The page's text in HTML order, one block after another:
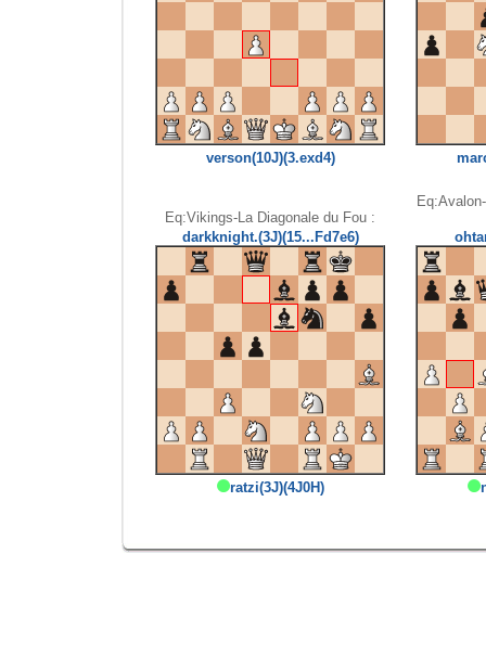
verson(10J)(3.exd4)
Eq:Vikings-La Diagonale du Fou :
darkknight.(3J)(15...Fd7e6)
ratzi(3J)(4J0H)